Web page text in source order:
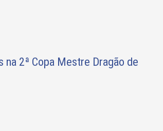
2ª Copa Mestre Dragão de